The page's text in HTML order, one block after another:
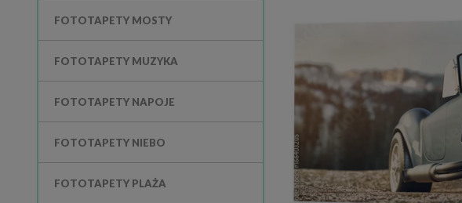
FOTOTAPETY MOSTY
FOTOTAPETY MUZYKA
FOTOTAPETY NAPOJE
FOTOTAPETY NIEBO
FOTOTAPETY PLAŻA